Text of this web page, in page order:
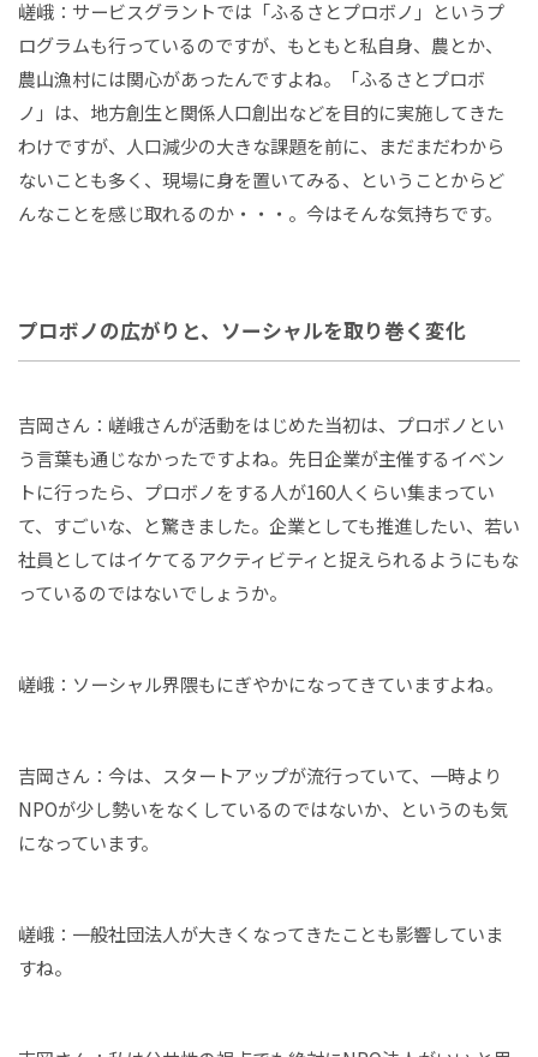
嵯峨：サービスグラントでは「ふるさとプロボノ」というプ
ログラムも行っているのですが、もともと私自身、農とか、
農山漁村には関心があったんですよね。「ふるさとプロボ
ノ」は、地方創生と関係人口創出などを目的に実施してきた
わけですが、人口減少の大きな課題を前に、まだまだわから
ないことも多く、現場に身を置いてみる、ということからど
んなことを感じ取れるのか・・・。今はそんな気持ちです。
プロボノの広がりと、ソーシャルを取り巻く変化
吉岡さん：嵯峨さんが活動をはじめた当初は、プロボノとい
う言葉も通じなかったですよね。先日企業が主催するイベン
トに行ったら、プロボノをする人が160人くらい集まってい
て、すごいな、と驚きました。企業としても推進したい、若い
社員としてはイケてるアクティビティと捉えられるようにもな
っているのではないでしょうか。
嵯峨：ソーシャル界隈もにぎやかになってきていますよね。
吉岡さん：今は、スタートアップが流行っていて、一時より
NPOが少し勢いをなくしているのではないか、というのも気
になっています。
嵯峨：一般社団法人が大きくなってきたことも影響していま
すね。